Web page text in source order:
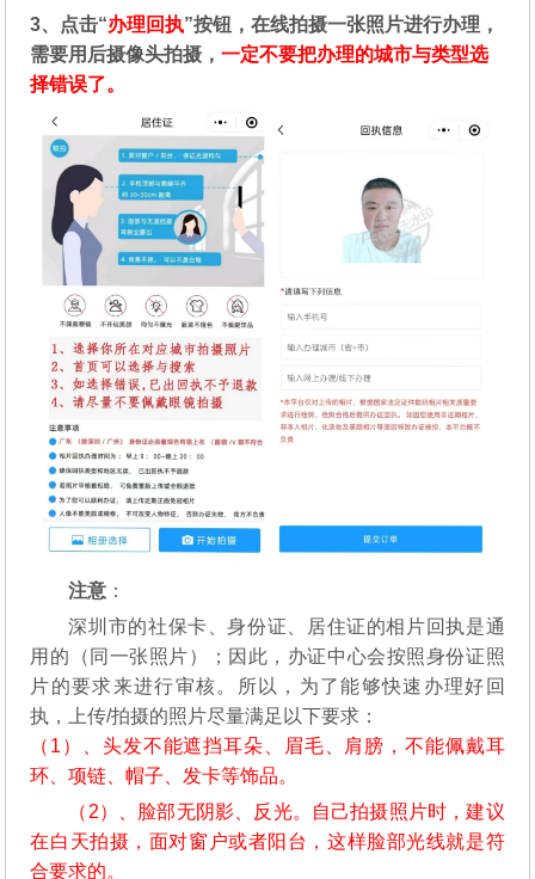
3、点击“办理回执”按钮，在线拍摄一张照片进行办理，
需要用后摄像头拍摄，一定不要把办理的城市与类型选
择错误了。
注意 ：
深圳市的社保卡、身份证、居住证的相片回执是通
用的（同一张照片）；因此，办证中心会按照身份证照
片的要求来进行审核。所以，为了能够快速办理好回
执，上传/拍摄的照片尽量满足以下要求：
（1）、头发不能遮挡耳朵、眉毛、肩膀，不能佩戴耳
环、项链、帽子、发卡等饰品。
（2）、脸部无阴影、反光。自己拍摄照片时，建议
在白天拍摄，面对窗户或者阳台，这样脸部光线就是符
合要求的。